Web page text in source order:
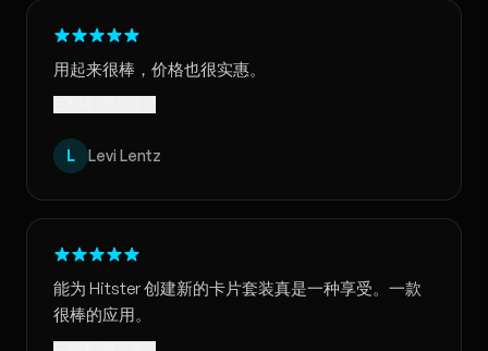
用起来很棒，价格也很实惠。
L Levi Lentz
能为 Hitster 创建新的卡片套装真是一种享受。一款
很棒的应用。